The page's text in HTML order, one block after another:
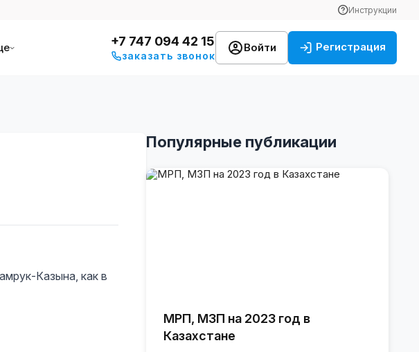
Инструкции
+7 747 094 42 15
заказать звонок
Войти Регистрация
Казына, как в
Популярные публикации
МРП, МЗП на 2023 год в
Казахстане